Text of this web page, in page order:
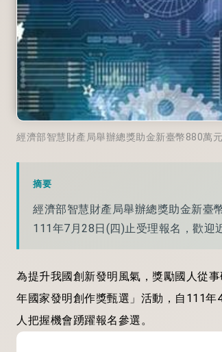
經濟部智慧財產局舉辦總獎助金新臺幣880萬
摘要
經濟部智慧財產局舉辦總獎助金新臺
111年7月28日(四)止受理報名，歡迎
為提升我國創新發明風氣，獎勵國人從
年國家發明創作獎甄選」活動，自111
人把握機會踴躍報名參選。